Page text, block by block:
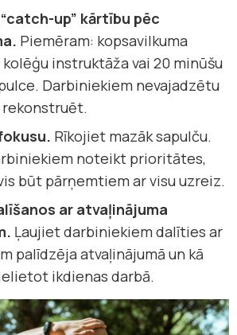
up” kārtību pēc
Piemēram: kopsavilkuma
instruktāža vai 20 minūšu
Darbiniekiem nevajadzētu
rekonstruēt.
Rīkojiet mazāk sapulču.
noteikt prioritātes,
būt pārņemtiem ar visu uzreiz.
ar atvaļinājuma
Ļaujiet darbiniekiem dalīties ar
palīdzēja atvaļinājumā un kā
ikdienas darbā.